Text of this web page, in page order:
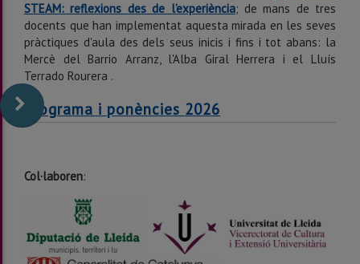
STEAM: reflexions des de l’experiència; de mans de tres
docents que han implementat aquesta mirada en les seves
pràctiques d'aula des dels seus inicis i fins i tot abans: la
Mercè del Barrio Arranz, l'Alba Giral Herrera i el Lluís
Terrado Rourera .
Programa i ponències 2026
Col·laboren: